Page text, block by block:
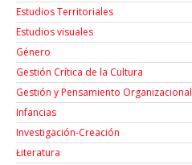
Estudios Territoriales
Estudios visuales
Género
Gestión Crítica de la Cultura
Gestión y Pensamiento Organizacional
Infancias
Investigación-Creación
Łiteratura